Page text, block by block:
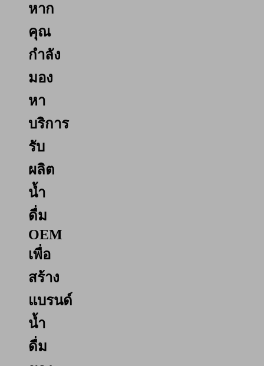
หาก
คุณ
กำลัง
มอง
หา
บริการ
รับ
ผลิต
น้ำ
ดื่ม
OEM
เพื่อ
สร้าง
แบรนด์
น้ำ
ดื่ม